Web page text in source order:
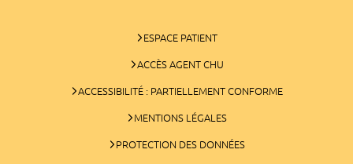
ESPACE PATIENT
ACCÈS AGENT CHU
ACCESSIBILITÉ : PARTIELLEMENT CONFORME
MENTIONS LÉGALES
PROTECTION DES DONNÉES